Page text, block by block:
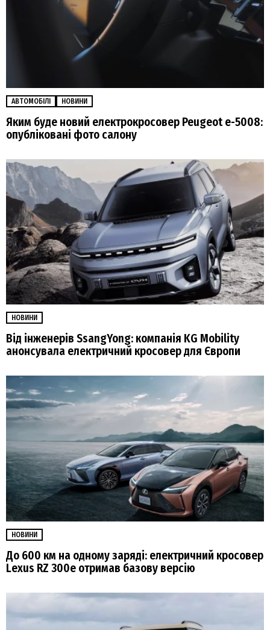
АВТОМОБІЛІ НОВИНИ
Яким буде новий електрокросовер Peugeot e-5008:
опубліковані фото салону
НОВИНИ
Від інженерів SsangYong: компанія KG Mobility
анонсувала електричний кросовер для Європи
НОВИНИ
До 600 км на одному заряді: електричний кросовер
Lexus RZ 300e отримав базову версію